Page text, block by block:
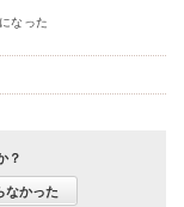
なった
？
なかった